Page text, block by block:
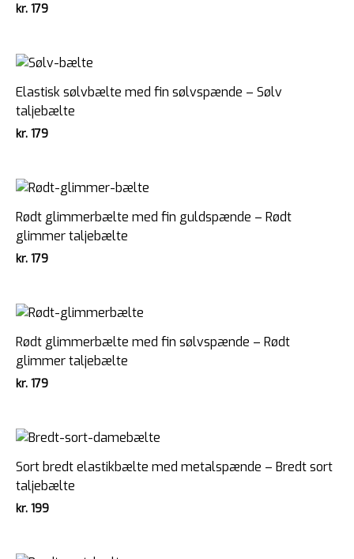
kr. 179
Elastisk sølvbælte med fin sølvspænde – Sølv
taljebælte
kr. 179
Rødt glimmerbælte med fin guldspænde – Rødt
glimmer taljebælte
kr. 179
Rødt glimmerbælte med fin sølvspænde – Rødt
glimmer taljebælte
kr. 179
Sort bredt elastikbælte med metalspænde – Bredt sort
taljebælte
kr. 199